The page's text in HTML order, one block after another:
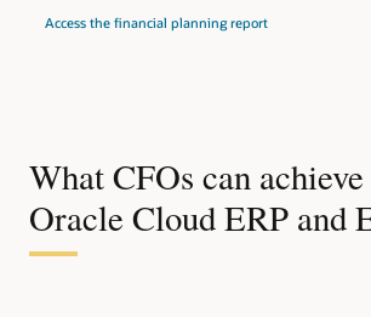
Access the financial planning report
What CFOs can
Oracle Cloud ERP and